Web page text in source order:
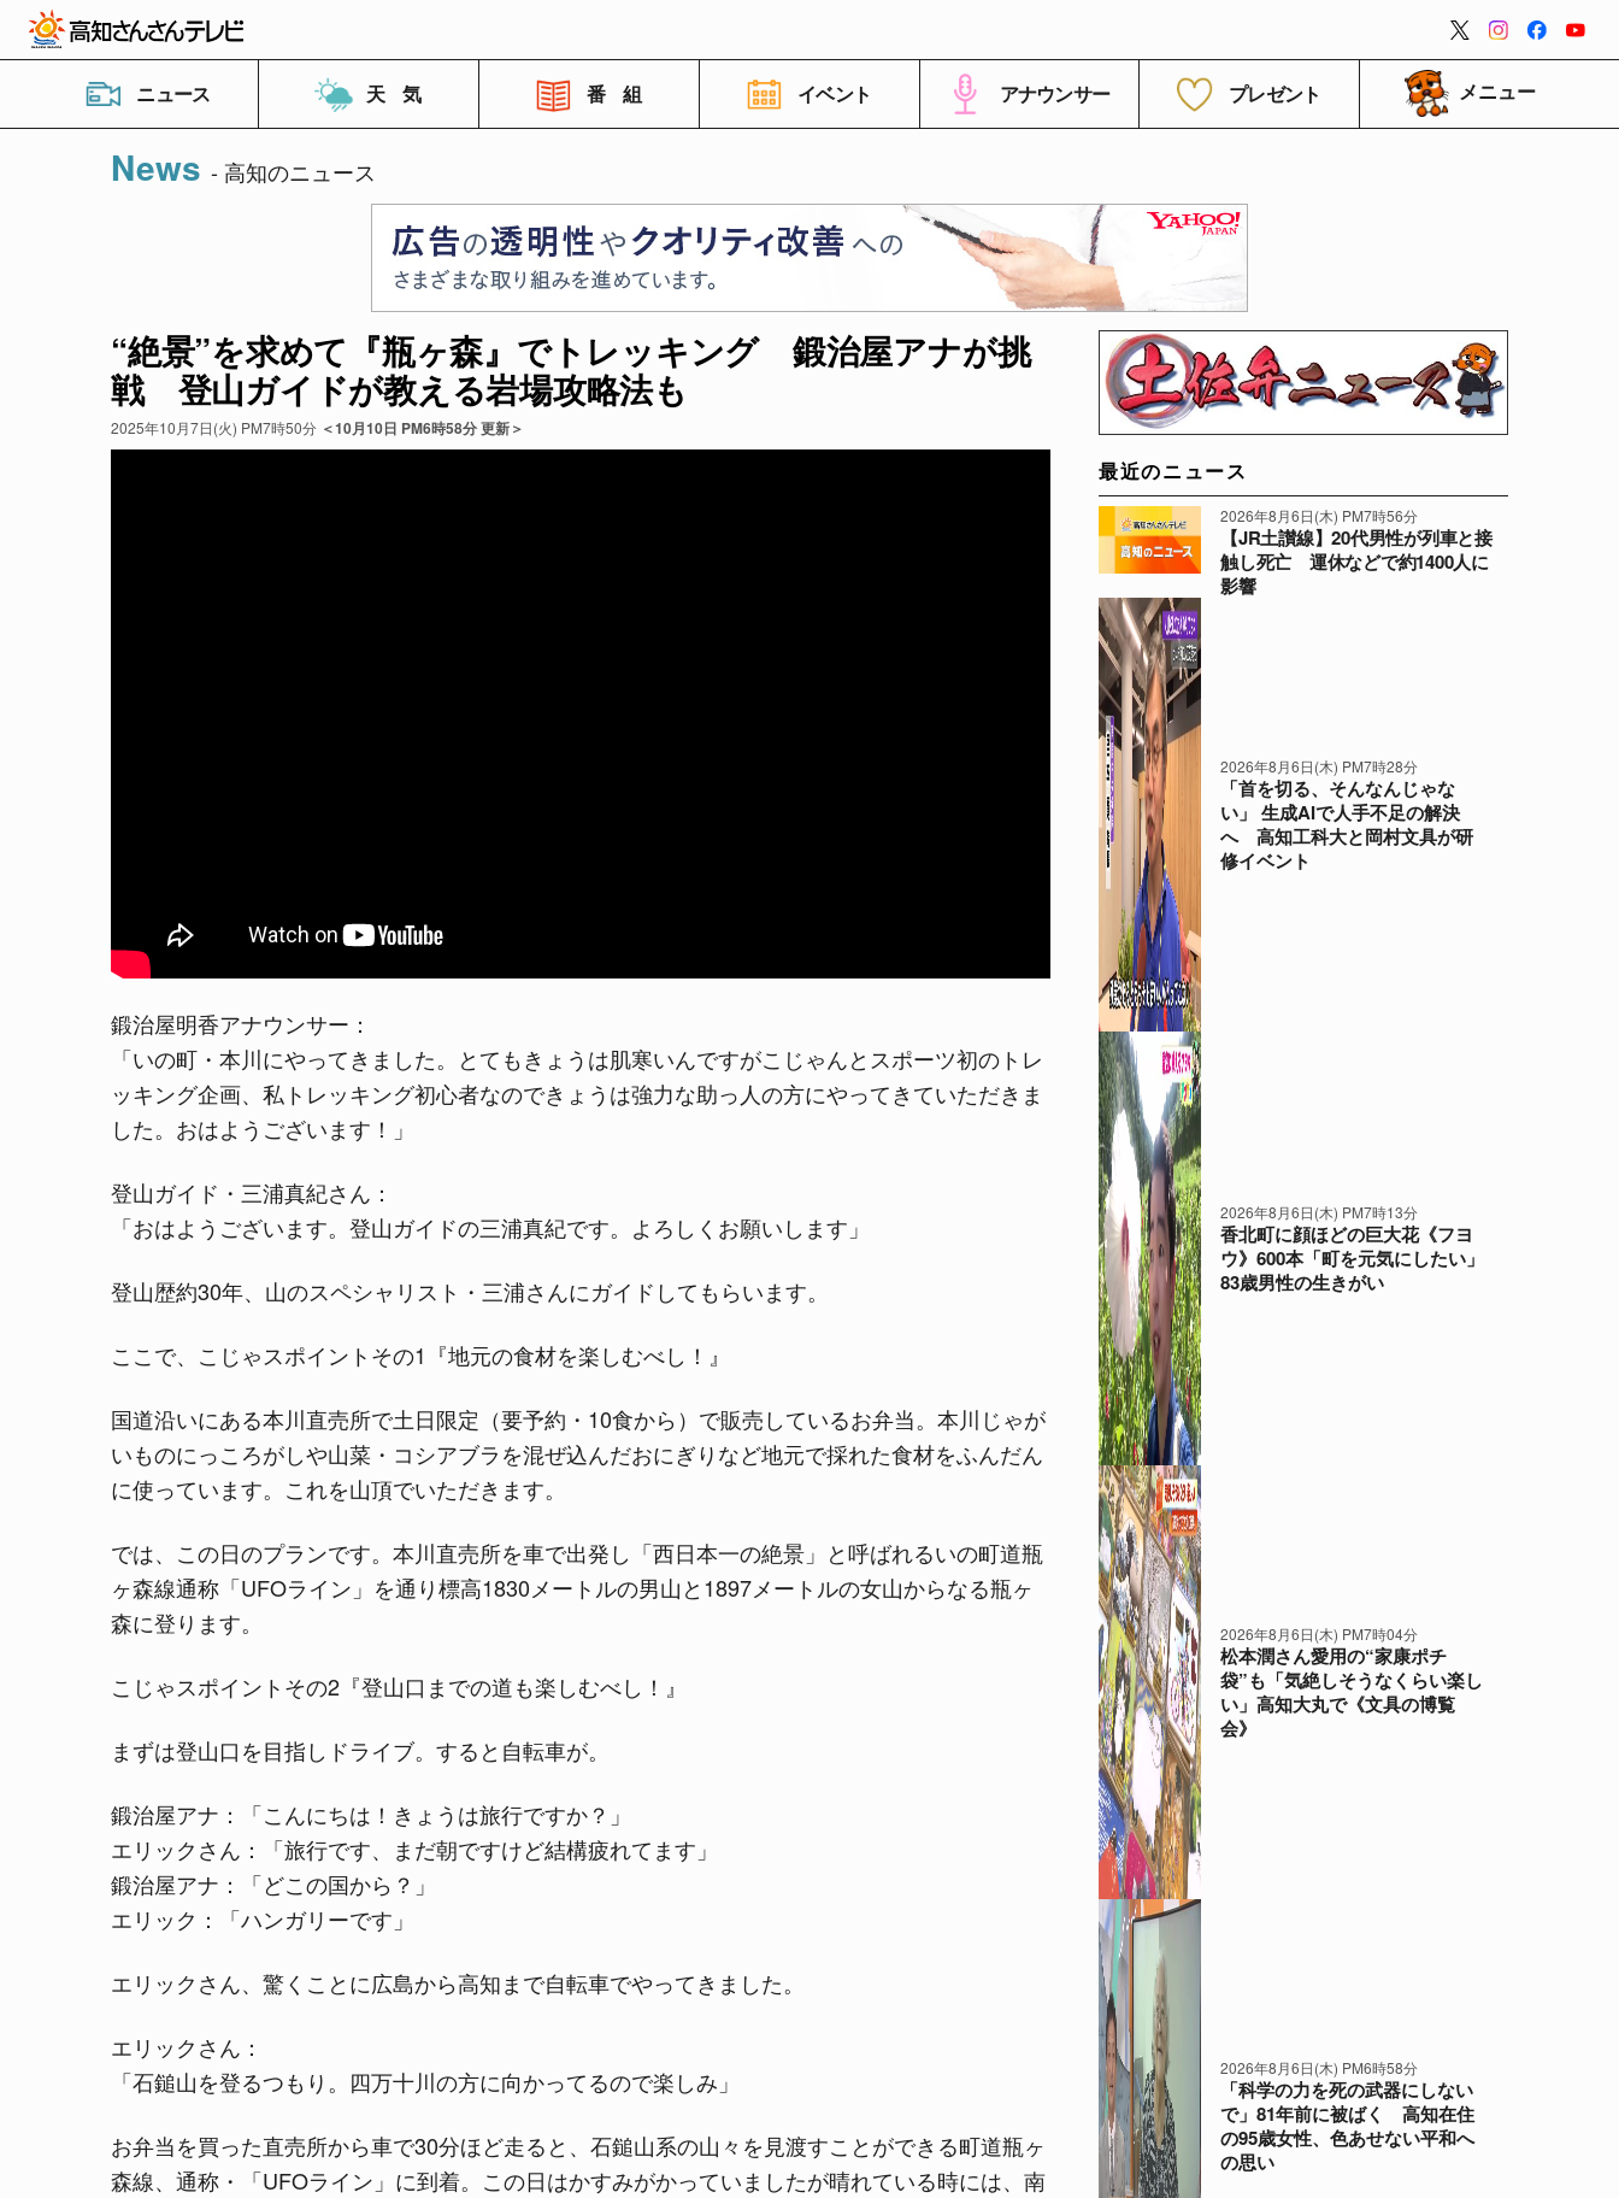
ニュース 天 気 番 組 イベント アナウンサー プレゼント メニュー
高知さんさんテレビについて
イベント情報
News - 高知のニュース
“絶景”を求めて『瓶ヶ森』でトレッキング 鍛治屋アナが挑
戦 登山ガイドが教える岩場攻略法も
2025年10月7日(火) PM7時50分 ＜10月10日 PM6時58分 更新＞
鍛治屋明香アナウンサー：
「いの町・本川にやってきました。とてもきょうは肌寒いんですがこじゃんとスポーツ初のトレ
ッキング企画、私トレッキング初心者なのできょうは強力な助っ人の方にやってきていただきま
した。おはようございます！」
登山ガイド・三浦真紀さん：
「おはようございます。登山ガイドの三浦真紀です。よろしくお願いします」
登山歴約30年、山のスペシャリスト・三浦さんにガイドしてもらいます。
ここで、こじゃスポイントその1『地元の食材を楽しむべし！』
国道沿いにある本川直売所で土日限定（要予約・10食から）で販売しているお弁当。本川じゃが
いものにっころがしや山菜・コシアブラを混ぜ込んだおにぎりなど地元で採れた食材をふんだん
に使っています。これを山頂でいただきます。
では、この日のプランです。本川直売所を車で出発し「西日本一の絶景」と呼ばれるいの町道瓶
ヶ森線通称「UFOライン」を通り標高1830メートルの男山と1897メートルの女山からなる瓶ヶ
森に登ります。
こじゃスポイントその2『登山口までの道も楽しむべし！』
まずは登山口を目指しドライブ。すると自転車が。
鍛治屋アナ：「こんにちは！きょうは旅行ですか？」
エリックさん：「旅行です、まだ朝ですけど結構疲れてます」
鍛治屋アナ：「どこの国から？」
エリック：「ハンガリーです」
エリックさん、驚くことに広島から高知まで自転車でやってきました。
エリックさん：
「石鎚山を登るつもり。四万十川の方に向かってるので楽しみ」
お弁当を買った直売所から車で30分ほど走ると、石鎚山系の山々を見渡すことができる町道瓶ヶ
森線、通称・「UFOライン」に到着。この日はかすみがかっていましたが晴れている時には、南
最近のニュース
2026年8月6日(木) PM7時56分
【JR土讃線】20代男性が列車と接
触し死亡 運休などで約1400人に
影響
2026年8月6日(木) PM7時28分
「首を切る、そんなんじゃな
い」 生成AIで人手不足の解決
へ 高知工科大と岡村文具が研
修イベント
2026年8月6日(木) PM7時13分
香北町に顔ほどの巨大花《フヨ
ウ》600本「町を元気にしたい」
83歳男性の生きがい
2026年8月6日(木) PM7時04分
松本潤さん愛用の“家康ポチ
袋”も「気絶しそうなくらい楽し
い」高知大丸で《文具の博覧
会》
2026年8月6日(木) PM6時58分
「科学の力を死の武器にしない
で」81年前に被ばく 高知在住
の95歳女性、色あせない平和へ
の思い